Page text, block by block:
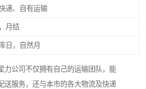
递、自有运输
月结
日，自然月
力公司不仅拥有自己的运输团队，能
送服务，还与本市的各大物流及快递